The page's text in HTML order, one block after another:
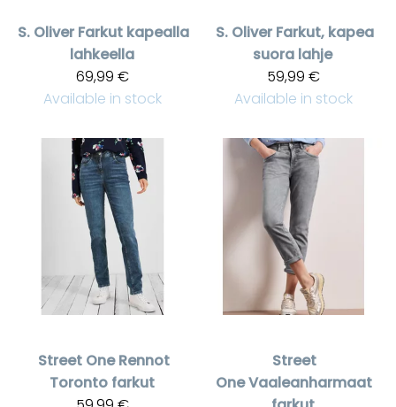
S. Oliver Farkut kapealla
lahkeella
69,99 €
Available in stock
S. Oliver Farkut, kapea
suora lahje
59,99 €
Available in stock
Street One Rennot
Toronto farkut
Street
OneVaaleanharmaat